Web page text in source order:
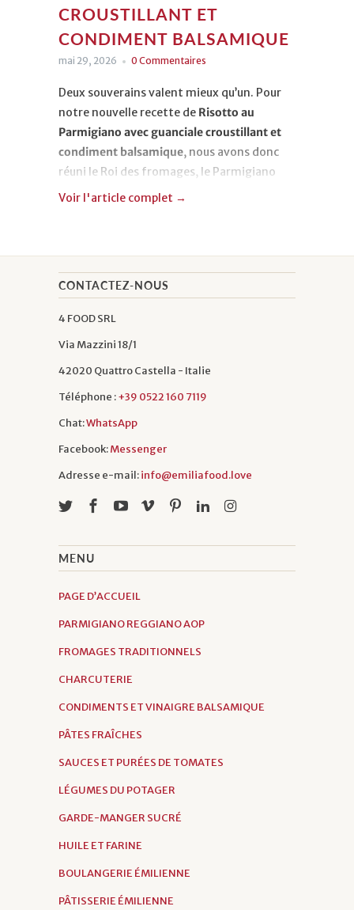
CROUSTILLANT ET
CONDIMENT BALSAMIQUE
mai 29, 2026 0 Commentaires
Deux souverains valent mieux qu’un. Pour
notre nouvelle recette de Risotto au
Parmigiano avec guanciale croustillant et
condiment balsamique, nous avons donc
réuni le Roi des fromages, le Parmigiano
Reggiano, et le Roi des riz, le Carnaroli.
populaire. On le retrouve aussi bien dans les
restaurants gastronomiques que dans les
trattorias au charme le plus rustique. Il
appartient à tout le monde, et tout le
Voir l'article complet →
CONTACTEZ-NOUS
4 FOOD SRL
Via Mazzini 18/1
42020 Quattro Castella - Italie
Téléphone :+39 0522 160 7119
Chat:WhatsApp
Facebook:Messenger
Adresse e-mail:info@emiliafood.love
MENU
PAGE D’ACCUEIL
PARMIGIANO REGGIANO AOP
FROMAGES TRADITIONNELS
CHARCUTERIE
CONDIMENTS ET VINAIGRE BALSAMIQUE
PÂTES FRAÎCHES
SAUCES ET PURÉES DE TOMATES
LÉGUMES DU POTAGER
GARDE-MANGER SUCRÉ
HUILE ET FARINE
BOULANGERIE ÉMILIENNE
PÂTISSERIE ÉMILIENNE